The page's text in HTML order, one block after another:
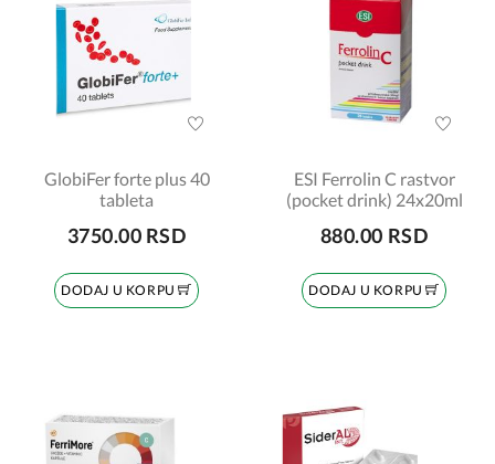
GlobiFer forte plus 40
tableta
3750.00 RSD
DODAJ U KORPU
ESI Ferrolin C rastvor
(pocket drink) 24x20ml
880.00 RSD
DODAJ U KORPU